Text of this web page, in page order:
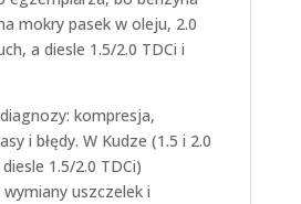
mokry pasek w oleju, 2.0
a diesle 1.5/2.0 TDCi i
kompresja,
i błędy. W Kudze (1.5 i 2.0
1.5/2.0 TDCi)
uszczelek i